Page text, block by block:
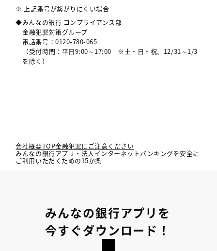
※ 上記番号が繋がりにくい場合
◆みんなの銀行 コンプライアンス部
金融犯罪対策グループ
電話番号：0120-780-065
（受付時間：平日9:00～17:00 ※土・日・祝、12/31～1/3
を除く）
会社概要TOP金融犯罪にご注意ください
みんなの銀行アプリ・法人インターネットバンキングを安全に
ご利用いただくための15か条
みんなの銀行アプリを
今すぐダウンロード！